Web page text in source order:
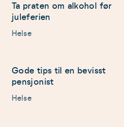
Ta praten om alkohol før
juleferien
Helse
Gode tips til en bevisst
pensjonist
Helse